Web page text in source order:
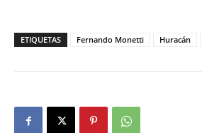
ETIQUETAS Fernando Monetti Huracán